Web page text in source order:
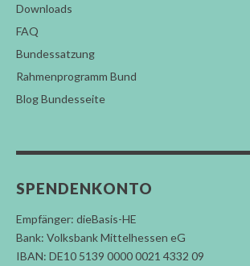
Downloads
FAQ
Bundessatzung
Rahmenprogramm Bund
Blog Bundesseite
SPENDENKONTO
Empfänger: dieBasis-HE
Bank: Volksbank Mittelhessen eG
IBAN: DE10 5139 0000 0021 4332 09